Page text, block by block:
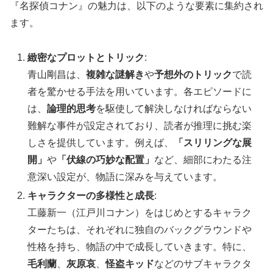
『名探偵コナン』の魅力は、以下のような要素に集約され
ます。
緻密なプロットとトリック:
青山剛昌は、複雑な謎解きや予想外のトリックで読
者を驚かせる手法を用いています。各エピソードに
は、論理的思考を駆使して解決しなければならない
難解な事件が設定されており、読者が推理に挑む楽
しさを提供しています。例えば、
「スリリングな展
開」や 「伏線の巧妙な配置」 など、細部にわたる注
意深い設定が、物語に深みを与えています。
キャラクターの多様性と成長:
工藤新一（江戸川コナン）をはじめとするキャラク
ターたちは、それぞれに独自のバックグラウンドや
性格を持ち、物語の中で成長していきます。特に、
毛利蘭
灰原哀 、怪盗キッドなどのサブキャラクタ